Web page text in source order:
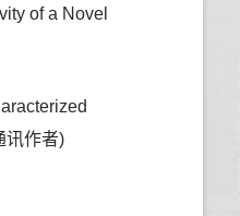
of a Novel
讯作者)